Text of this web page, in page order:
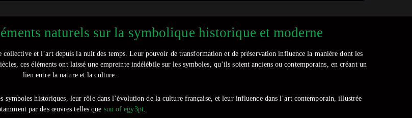
naturels sur la symbolique historique et moderne
et l’art depuis la nuit des temps. Leur pouvoir de transformation et de préservation influence la manière dont les
ces éléments ont laissé une empreinte indélébile sur les symboles, qu’ils soient anciens ou contemporains, en créant un
lien entre la nature et la culture.
symboles historiques, leur rôle dans l’évolution de la culture française, et leur influence dans l’art contemporain, illustrée
par des œuvres telles que sun of egy3pt.